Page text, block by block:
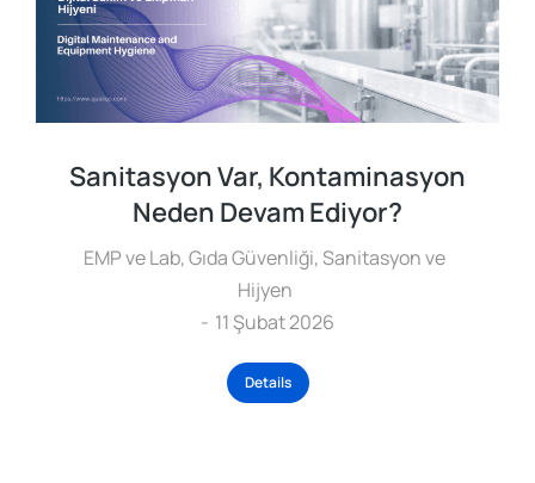
Sanitasyon Var, Kontaminasyon
Neden Devam Ediyor?
EMP ve Lab,Gıda Güvenliği,Sanitasyon ve
Hijyen
11 Şubat 2026
Details